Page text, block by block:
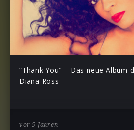
“Thank You” – Das neue Album
Diana Ross
vor 5 Jahren